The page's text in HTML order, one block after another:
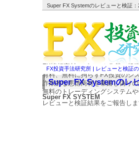
Super FX Systemのレビューと検証
FX情報商材レビューや為替の投
有料、無料に拘らずFX投資のシ
詐欺的な悪徳商材を暴露し偽り
無料のトレーディングシステム
Super FX Systemのレ
Super FX SYSTEM
レビューと検証結果をご報告しま
FX投資手法研究所 | レビューと検証